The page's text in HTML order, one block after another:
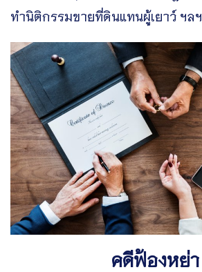
ทำนิติกรรมขายที่ดินแทนผู้เยาว์ ฯลฯ
คดีฟ้องหย่า